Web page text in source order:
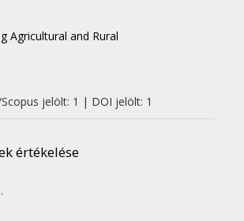
Agricultural and Rural
jelölt: 1 | DOI jelölt: 1
értékelése